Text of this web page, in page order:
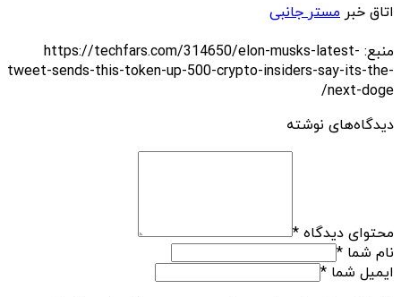
اتاق خبر مستر جانبی
منبع: https://techfars.com/314650/elon-musks-latest-
tweet-sends-this-token-up-500-crypto-insiders-say-its-the-
next-doge/
دیدگاه‌های نوشته
محتوای دیدگاه *
نام شما *
ایمیل شما *